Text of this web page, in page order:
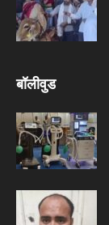
बॉलीवुड